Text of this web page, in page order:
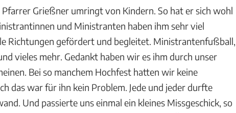
Grießner umringt von Kindern. So hat er sich wohl
und Ministranten haben ihm sehr viel
Richtungen gefördert und begleitet. Ministrantenfußball,
vieles mehr. Gedankt haben wir es ihm durch unser
Bei so manchem Hochfest hatten wir keine
das war für ihn kein Problem. Jede und jeder durfte
Und passierte uns einmal ein kleines Missgeschick, so